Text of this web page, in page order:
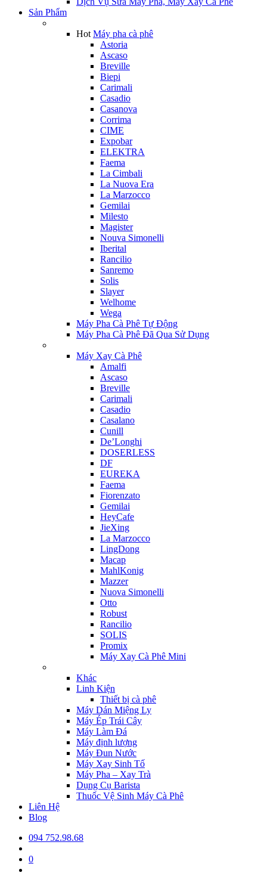
Sản Phẩm
Hot Máy pha cà phê
Astoria
Ascaso
Breville
Biepi
Carimali
Casadio
Casanova
Corrima
CIME
Expobar
ELEKTRA
Faema
La Cimbali
La Nuova Era
La Marzocco
Gemilai
Milesto
Magister
Nouva Simonelli
Iberital
Rancilio
Sanremo
Solis
Slayer
Welhome
Wega
Máy Pha Cà Phê Tự Động
Máy Pha Cà Phê Đã Qua Sử Dụng
Máy Xay Cà Phê
Amalfi
Ascaso
Breville
Carimali
Casadio
Casalano
Cunill
De’Longhi
DOSERLESS
DF
EUREKA
Faema
Fiorenzato
Gemilai
HeyCafe
JieXing
La Marzocco
LingDong
Macap
MahlKonig
Mazzer
Nuova Simonelli
Otto
Robust
Rancilio
SOLIS
Promix
Máy Xay Cà Phê Mini
Khác
Linh Kiện
Thiết bị cà phê
Máy Dán Miệng Ly
Máy Ép Trái Cây
Máy Làm Đá
Máy định lượng
Máy Đun Nước
Máy Xay Sinh Tố
Máy Pha – Xay Trà
Dụng Cụ Barista
Thuốc Vệ Sinh Máy Cà Phê
Liên Hệ
Blog
094 752.98.68
0